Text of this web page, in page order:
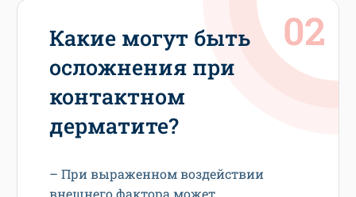
Какие могут быть
осложнения при
контактном
дерматите?
– При выраженном воздействии
внешнего фактора может